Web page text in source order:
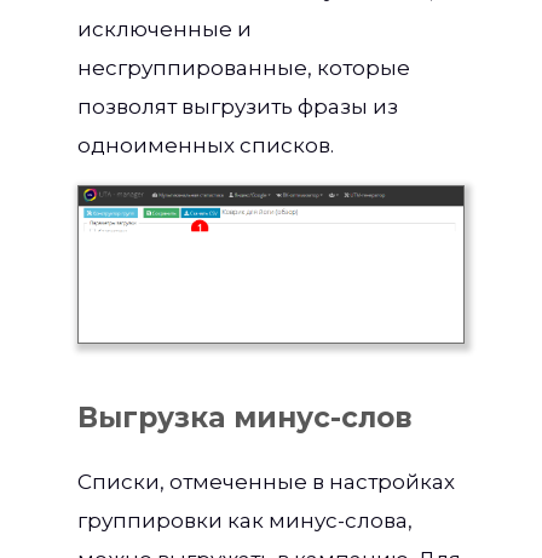
исключенные и
несгруппированные, которые
позволят выгрузить фразы из
одноименных списков.
Выгрузка минус-слов
Списки, отмеченные в настройках
группировки как минус-слова,